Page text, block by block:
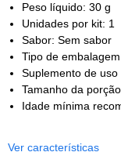
Peso líquido: 30 g
Unidades por kit: 1
Sabor: Sem sabor
Tipo de
Suplemento de uso
Tamanho da
Idade mínima
Ver características